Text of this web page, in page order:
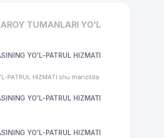
TUMANLARI YO'L
YO'L-PATRUL HIZMATI
PATRUL HIZMATI shu manzilda
YO'L-PATRUL HIZMATI
YO'L-PATRUL HIZMATI